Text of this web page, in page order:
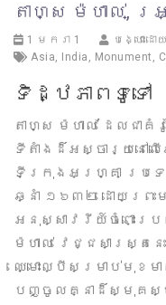
តាហ្ស ម៉ហាល់, អ្
1 មករា 1
បង្ហោះដោយ
Asia, India , Monument ,
ទិដ្ឋភាពទូទៅ
តាហ្ស ម៉ហាល់ ដែលជ
ទីតាំងដ៏អស្ចារ្យនៅល
ទីក្រុងអហ្គ្រា ប្រទ
ឆ្នាំ ១៦៣២ ដោយព្រះ
អនុស្សាវរីយ៍ចំពោះប្
ម៉ហាល់ វេជ្ជសាស្ត្រនេ
ឈ្មោះល្បីសម្រាប់មុខម
បញ្ចូលគ្នាដ៏ស្មុគស្